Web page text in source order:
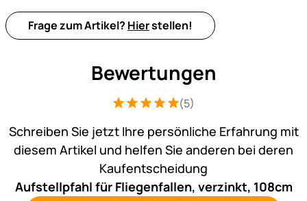
Frage zum Artikel? Hierstellen!
Bewertungen
Bewertung: 5 von 5 (5 Bewertungen)
5 Bewertungen
(5)
Schreiben Sie jetzt Ihre persönliche Erfahrung mit
diesem Artikel und helfen Sie anderen bei deren
Kaufentscheidung
Aufstellpfahl für Fliegenfallen, verzinkt, 108cm